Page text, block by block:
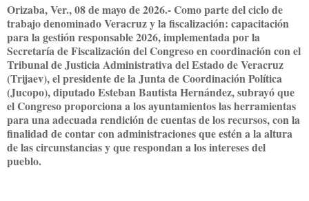
Orizaba, Ver., 08 de mayo de 2026.- Como parte del ciclo de
trabajo denominado Veracruz y la fiscalización: capacitación
para la gestión responsable 2026, implementada por la
Secretaría de Fiscalización del Congreso en coordinación con el
Tribunal de Justicia Administrativa del Estado de Veracruz
(Trijaev), el presidente de la Junta de Coordinación Política
(Jucopo), diputado Esteban Bautista Hernández, subrayó que
el Congreso proporciona a los ayuntamientos las herramientas
para una adecuada rendición de cuentas de los recursos, con la
finalidad de contar con administraciones que estén a la altura
de las circunstancias y que respondan a los intereses del
pueblo.